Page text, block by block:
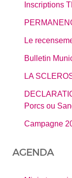
Inscriptions
Le
Bulletin
LA
Porcs ou
Campagne
AGENDA